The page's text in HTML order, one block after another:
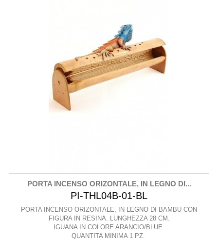
PORTA INCENSO ORIZONTALE, IN LEGNO DI...
PI-THL04B-01-BL
PORTA INCENSO ORIZONTALE, IN LEGNO DI BAMBU CON
FIGURA IN RESINA. LUNGHEZZA 28 CM.
IGUANA IN COLORE ARANCIO/BLUE.
QUANTITA MINIMA 1 PZ.